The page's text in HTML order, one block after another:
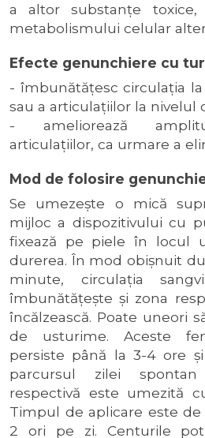
a altor substanţe
metabolismului celular
Efecte genunchiere cu
- îmbunătăţesc circulaţia
sau a articulaţiilor la nivelul
- ameliorează
articulaţiilor, ca urmare a
Mod de folosire
Se umezeşte o mică
mijloc a dispozitivului cu
fixează pe piele în locul
durerea. În mod obişnuit
minute, circulaţia
îmbunătăţeşte şi zona
încălzească. Poate uneori
de usturime. Aceste
persiste până la 3-4 ore
parcursul zilei
respectivă este umezită
Timpul de aplicare este
2 ori pe zi. Centurile